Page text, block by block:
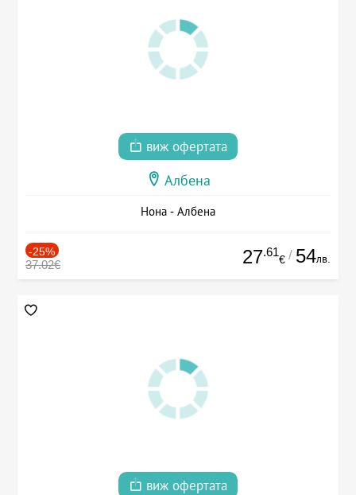
виж офертата
Албена
Нона - Албена
-25%
37.02€ 27.61
€ / 54лв.
виж офертата